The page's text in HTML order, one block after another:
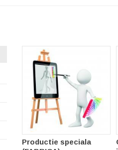
Productie speciala